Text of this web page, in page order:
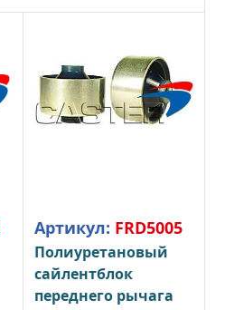
Артикул: FRD5005
Полиуретановый
сайлентблок
переднего рычага